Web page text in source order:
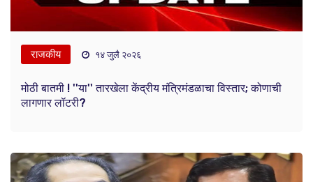
राजकीय १४ जुलै २०२६
मोठी बातमी ! ''या'' तारखेला केंद्रीय मंत्रिमंडळाचा विस्तार; कोणाची
लागणार लॉटरी?